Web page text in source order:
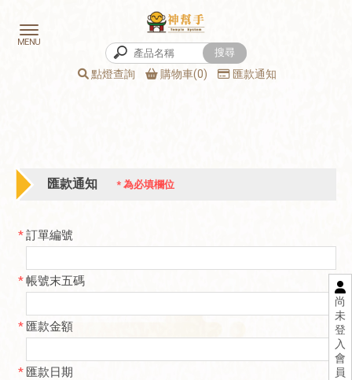
尚
未
登
入
會
員
點燈查詢 購物車(0) 匯款通知
匯款通知 * 為必填欄位
*訂單編號
*帳號末五碼
* 匯款金額
* 匯款日期